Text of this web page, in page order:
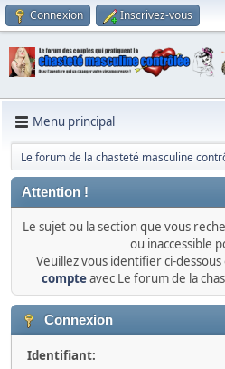
Connexion Inscrivez-vous
Menu principal
Le forum de la chasteté masculine
Attention !
Le sujet ou la section que vous
ou inaccessible
Veuillez vous identifier ci-dessous
compteavec Le forum de la
Connexion
Identifiant: